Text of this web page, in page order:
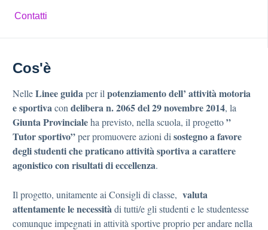
Contatti
Cos'è
NelleLinee guidaper il potenziamento dell’ attività motoria
e sportivacon deliberan. 2065 del 29 novembre 2014, la
GiuntaProvincialeha previsto, nella scuola, il progetto”
Tutor sportivo”per promuovere azioni di sostegno a favore
degli studenti che praticano attività sportiva a carattere
agonistico con risultati di eccellenza.
Il progetto, unitamente ai Consigli di classe, valuta
attentamente le necessitàdi tutti/e gli studenti e le studentesse
comunque impegnati in attività sportive proprio per andare nella